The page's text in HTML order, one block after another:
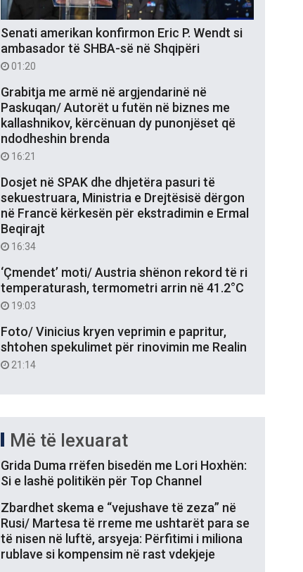
Senati amerikan konfirmon Eric P. Wendt si
ambasador të SHBA-së në Shqipëri
01:20
Grabitja me armë në argjendarinë në
Paskuqan/ Autorët u futën në biznes me
kallashnikov, kërcënuan dy punonjëset që
ndodheshin brenda
16:21
Dosjet në SPAK dhe dhjetëra pasuri të
sekuestruara, Ministria e Drejtësisë dërgon
në Francë kërkesën për ekstradimin e Ermal
Beqirajt
16:34
‘Çmendet’ moti/ Austria shënon rekord të ri
temperaturash, termometri arrin në 41.2°C
19:03
Foto/ Vinicius kryen veprimin e papritur,
shtohen spekulimet për rinovimin me Realin
21:14
Më të lexuarat
Grida Duma rrëfen bisedën me Lori Hoxhën:
Si e lashë politikën për Top Channel
Zbardhet skema e “vejushave të zeza” në
Rusi/ Martesa të rreme me ushtarët para se
të nisen në luftë, arsyeja: Përfitimi i miliona
rublave si kompensim në rast vdekjeje